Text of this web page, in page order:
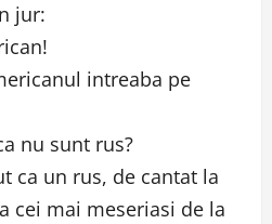
jur:
intreaba pe
nu sunt rus?
ca un rus, de cantat la
cei mai meseriasi de la